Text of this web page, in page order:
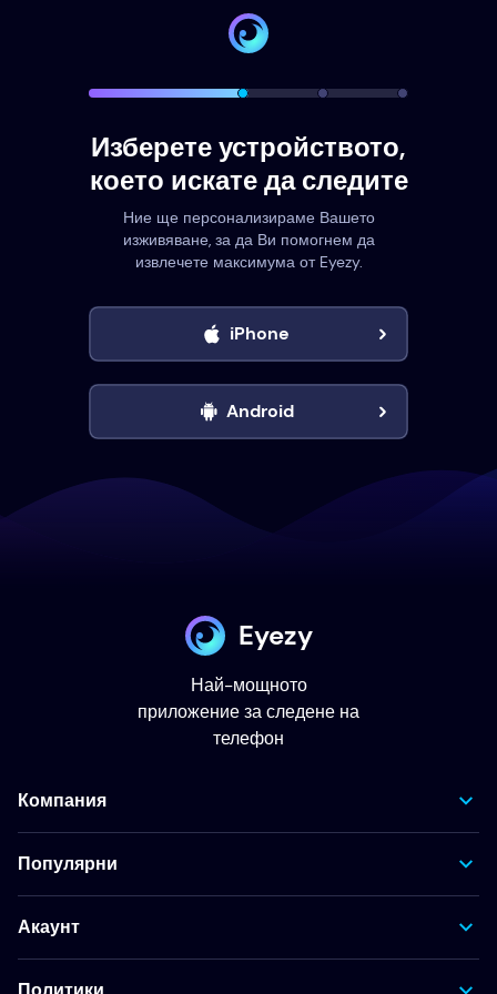
Изберете устройството,
което искате да следите
Ние ще персонализираме Вашето
изживяване, за да Ви помогнем да
извлечете максимума от Eyezy.
iPhone
Android
Eyezy
Най-мощното
приложение за следене на
телефон
Компания
Популярни
Акаунт